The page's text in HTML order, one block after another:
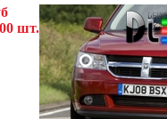
шт.